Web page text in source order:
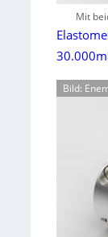
Mit
Bild: